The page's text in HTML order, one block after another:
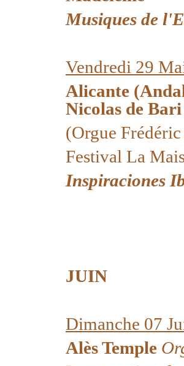
Musiques de
Vendredi 29
Alicante
Nicolas de Bari
(Orgue
Festival La
Inspiraciones
JUIN
Dimanche 07
Alès Temple